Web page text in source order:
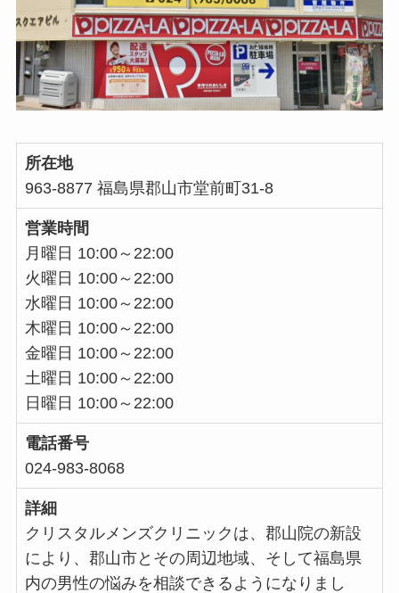
所在地
963-8877 福島県郡山市堂前町31-8
営業時間
月曜日 10:00～22:00
火曜日 10:00～22:00
水曜日 10:00～22:00
木曜日 10:00～22:00
金曜日 10:00～22:00
土曜日 10:00～22:00
日曜日 10:00～22:00
電話番号
024-983-8068
詳細
クリスタルメンズクリニックは、郡山院の新設
により、郡山市とその周辺地域、そして福島県
内の男性の悩みを相談できるようになりまし